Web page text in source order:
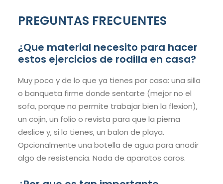
PREGUNTAS FRECUENTES
¿Que material necesito para hacer
estos ejercicios de rodilla en casa?
Muy poco y de lo que ya tienes por casa: una silla
o banqueta firme donde sentarte (mejor no el
sofa, porque no permite trabajar bien la flexion),
un cojin, un folio o revista para que la pierna
deslice y, si lo tienes, un balon de playa.
Opcionalmente una botella de agua para anadir
algo de resistencia. Nada de aparatos caros.